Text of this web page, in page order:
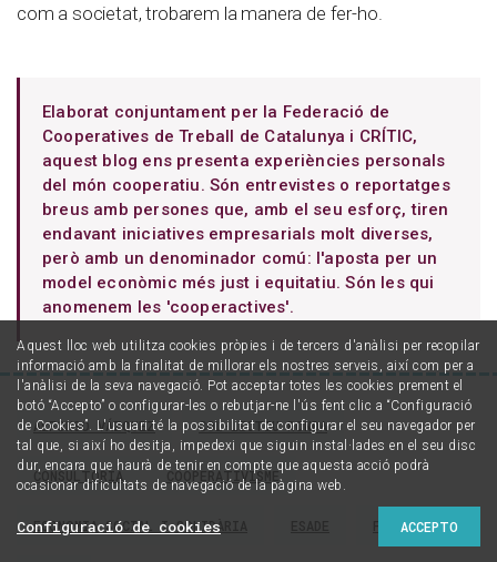
com a societat, trobarem la manera de fer-ho.
Elaborat conjuntament per la Federació de
Cooperatives de Treball de Catalunya i CRÍTIC,
aquest blog ens presenta experiències personals
del món cooperatiu. Són entrevistes o reportatges
breus amb persones que, amb el seu esforç, tiren
endavant iniciatives empresarials molt diverses,
però amb un denominador comú: l'aposta per un
model econòmic més just i equitatiu. Són les qui
anomenem les 'cooperactives'.
ALFONSO VÁZQUEZ COL·LECTIU RONDA
CONSULTORIA COOPERATIVISME
ECONOMIA SOCIAL I SOLIDÀRIA FACCTA
Aquest lloc web utilitza cookies pròpies i de tercers d'anàlisi per recopilar
informació amb la finalitat de millorar els nostres serveis, així com per a
l'anàlisi de la seva navegació. Pot acceptar totes les cookies prement el
botó “Accepto” o configurar-les o rebutjar-ne l'ús fent clic a “Configuració
de Cookies”. L'usuari té la possibilitat de configurar el seu navegador per
tal que, si així ho desitja, impedexi que siguin instal·lades en el seu disc
dur, encara que haurà de tenir en compte que aquesta acció podrà
ocasionar dificultats de navegació de la pàgina web.
ACCEPTO
Configuració de cookies